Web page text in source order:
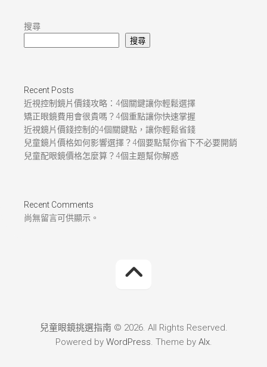
搜尋
搜尋
Recent Posts
近視控制鏡片價錢攻略：4個關鍵讓你輕鬆選擇
矯正眼鏡費用會很貴嗎？4個重點讓你快速掌握
近視鏡片價錢控制的4個關鍵點，讓你輕鬆省錢
兒童鏡片價格如何影響選擇？4個要點幫你省下不必要開銷
兒童配眼鏡價格怎麼算？4個主題幫你解惑
Recent Comments
尚無留言可供顯示。
兒童眼鏡挑選指南 © 2026. All Rights Reserved.
Powered by WordPress. Theme by Alx.